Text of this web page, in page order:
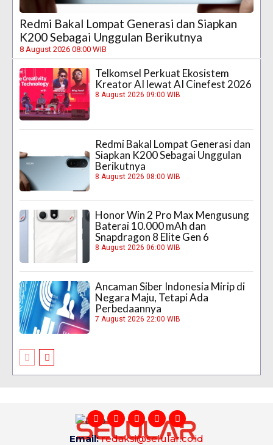
Redmi Bakal Lompat Generasi dan Siapkan
K200 Sebagai Unggulan Berikutnya
8 August 2026 08:00 WIB
Telkomsel Perkuat Ekosistem
Kreator AI lewat AI Cinefest 2026
8 August 2026 09:00 WIB
Redmi Bakal Lompat Generasi dan
Siapkan K200 Sebagai Unggulan
Berikutnya
8 August 2026 08:00 WIB
Honor Win 2 Pro Max Mengusung
Baterai 10.000 mAh dan
Snapdragon 8 Elite Gen 6
8 August 2026 06:00 WIB
Ancaman Siber Indonesia Mirip di
Negara Maju, Tetapi Ada
Perbedaannya
7 August 2026 22:00 WIB
Email:redaksi@selular.co.id